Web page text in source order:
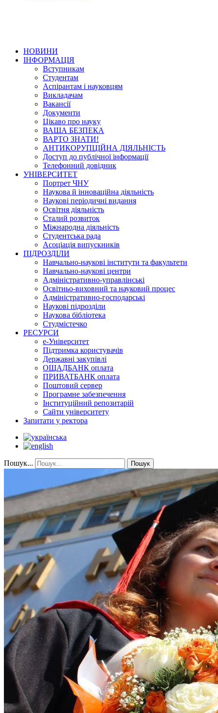
НОВИНИ
ІНФОРМАЦІЯ
Вступникам
Студентам
Аспірантам і науковцям
Викладачам
Вакансії
Документи
Цікаво про науку
ВАША БЕЗПЕКА
ВАРТО ЗНАТИ!
АНТИКОРУПЦІЙНА ДІЯЛЬНІСТЬ
Доступ до публічної інформації
Телефонний довідник
УНІВЕРСИТЕТ
Портрет ЧНУ
Наукова й інноваційна діяльність
Наукові періодичні видання
Освітня діяльність
Сталий розвиток
Міжнародна діяльність
Студентська рада
Асоціація випускників
ПІДРОЗДІЛИ
Навчально-наукові інститути та факультети
Навчально-наукові центри
Адміністративно-управлінські
Освітньо-виховний та науковий процес
Адміністративно-господарські
Наукові підрозділи
Наукова бібліотека
Студмістечко
РЕСУРСИ
е-Університет
Підтримка користувачів
Державні закупівлі
ОЩАДБАНК оплата
ПРИВАТБАНК оплата
Поштовий сервер
Програмне забезпечення
Інституційний репозитарій
Сайти університету
Запитати у ректора
Пошук... Пошук